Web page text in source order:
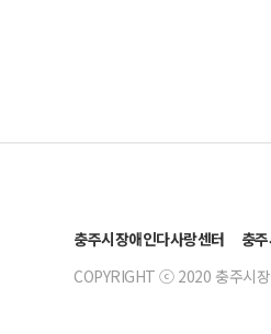
충주시장애인다사랑센터 충
COPYRIGHT ⓒ 2020 충주시